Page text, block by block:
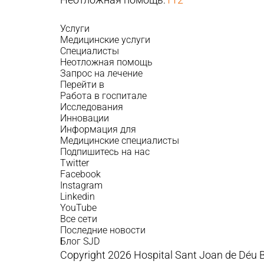
Услуги
Медицинские услуги
Специалисты
Неотложная помощь
Запрос на лечение
Перейти в
Работа в госпитале
Исследования
Инновации
Информация для
Медицинские специалисты
Подпишитесь на нас
Twitter
Facebook
Instagram
Linkedin
YouTube
Все сети
Последние новости
Блог SJD
Copyright 2026 Hospital Sant Joan de Déu